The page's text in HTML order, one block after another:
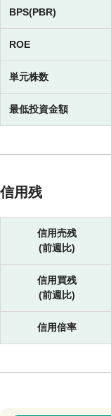
BPS(PBR)
ROE
単元株数
最低投資金額
信用残
信用売残
(前週比)
信用買残
(前週比)
信用倍率